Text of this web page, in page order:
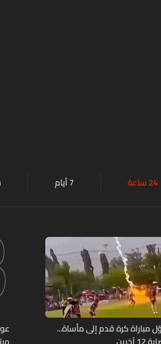
24 ساعة 7 أيام
مباراة كرة قدم إلى مأساة...